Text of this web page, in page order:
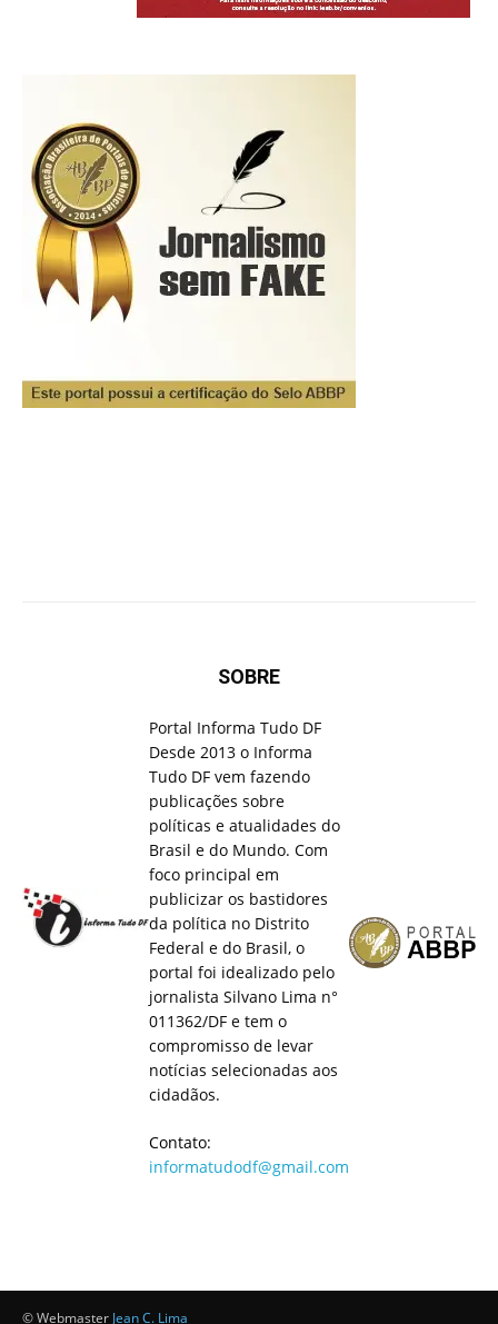
SOBRE
Portal Informa Tudo DF
Desde 2013 o Informa
Tudo DF vem fazendo
publicações sobre
políticas e atualidades do
Brasil e do Mundo. Com
foco principal em
publicizar os bastidores
da política no Distrito
Federal e do Brasil, o
portal foi idealizado pelo
jornalista Silvano Lima n°
011362/DF e tem o
compromisso de levar
notícias selecionadas aos
cidadãos.
Contato:
informatudodf@gmail.com
© Webmaster Jean C. Lima